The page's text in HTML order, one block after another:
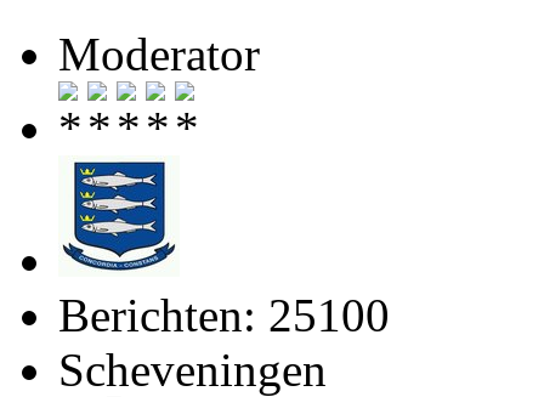
Moderator
Berichten: 25100
Scheveningen